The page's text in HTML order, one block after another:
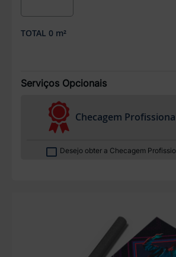
TOTAL 0m²
Serviços Opcionais
Checagem
Desejo obter a Checagem